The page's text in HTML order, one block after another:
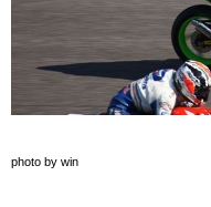
photo by win